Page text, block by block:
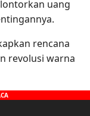
uang
rencana
revolusi warna